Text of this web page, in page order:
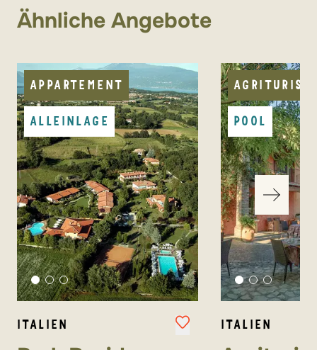
Haustiere auf Anfrage
Ähnliche Angebote
APPARTEMENT
ALLEINLAGE
ITALIEN
POOL
ITALIEN